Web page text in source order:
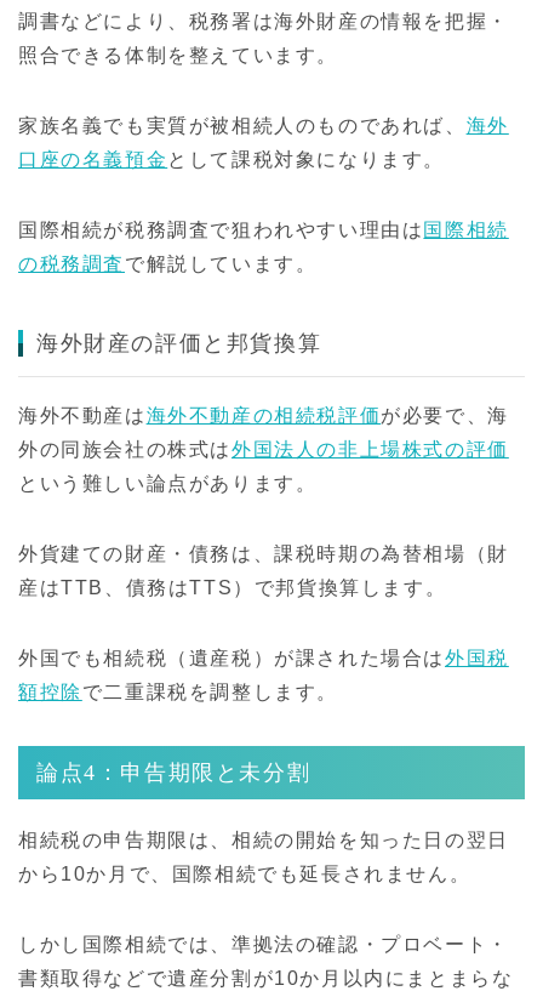
調書などにより、税務署は海外財産の情報を把握・
照合できる体制を整えています。
家族名義でも実質が被相続人のものであれば、 海外
口座の名義預金 として課税対象になります。
国際相続が税務調査で狙われやすい理由は 国際相続
の税務調査 で解説しています。
海外財産の評価と邦貨換算
海外不動産は海外不動産の相続税評価が必要で、海
外の同族会社の株式は外国法人の非上場株式の評価
という難しい論点があります。
外貨建ての財産・債務は、課税時期の為替相場（財
産はTTB、債務はTTS）で邦貨換算します。
外国でも相続税（遺産税）が課された場合は外国税
額控除 で二重課税を調整します。
論点4：申告期限と未分割
相続税の申告期限は、相続の開始を知った日の翌日
から10か月で、国際相続でも延長されません。
しかし国際相続では、準拠法の確認・プロベート・
書類取得などで遺産分割が10か月以内にまとまらな